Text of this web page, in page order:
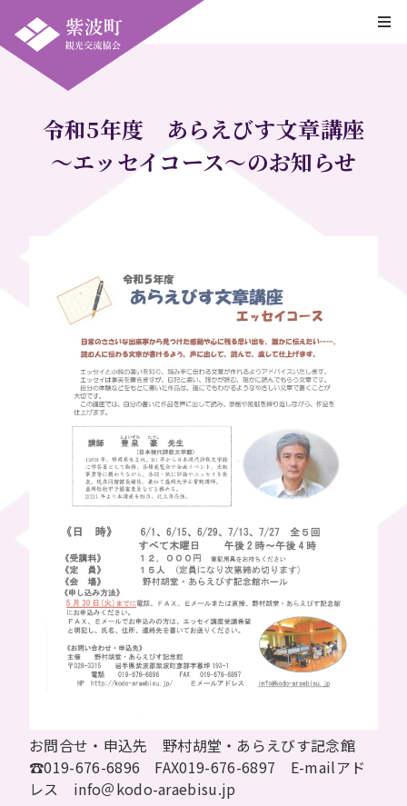
令和5年度 あらえびす文章講座
～エッセイコース～のお知らせ
お問合せ・申込先 野村胡堂・あらえびす記念館
☎019-676-6896 FAX019-676-6897 E-mailアド
レス info＠kodo-araebisu.jp